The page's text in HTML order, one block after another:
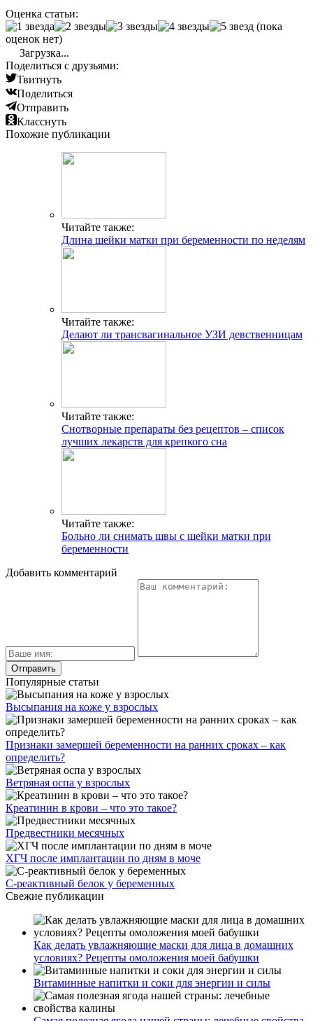
Оценка статьи:
(пока
оценок нет)
Загрузка...
Поделиться с друзьями:
Твитнуть
Поделиться
Отправить
Класснуть
Похожие публикации
Читайте также:
Длина шейки матки при беременности по неделям
Читайте также:
Делают ли трансвагинальное УЗИ девственницам
Читайте также:
Снотворные препараты без рецептов – список
лучших лекарств для крепкого сна
Читайте также:
Больно ли снимать швы с шейки матки при
беременности
Добавить комментарий
Популярные статьи
Высыпания на коже у взрослых
Признаки замершей беременности на ранних сроках – как
определить?
Ветряная оспа у взрослых
Креатинин в крови – что это такое?
Предвестники месячных
ХГЧ после имплантации по дням в моче
С-реактивный белок у беременных
Свежие публикации
Как делать увлажняющие маски для лица в домашних
условиях? Рецепты омоложения моей бабушки
Витаминные напитки и соки для энергии и силы